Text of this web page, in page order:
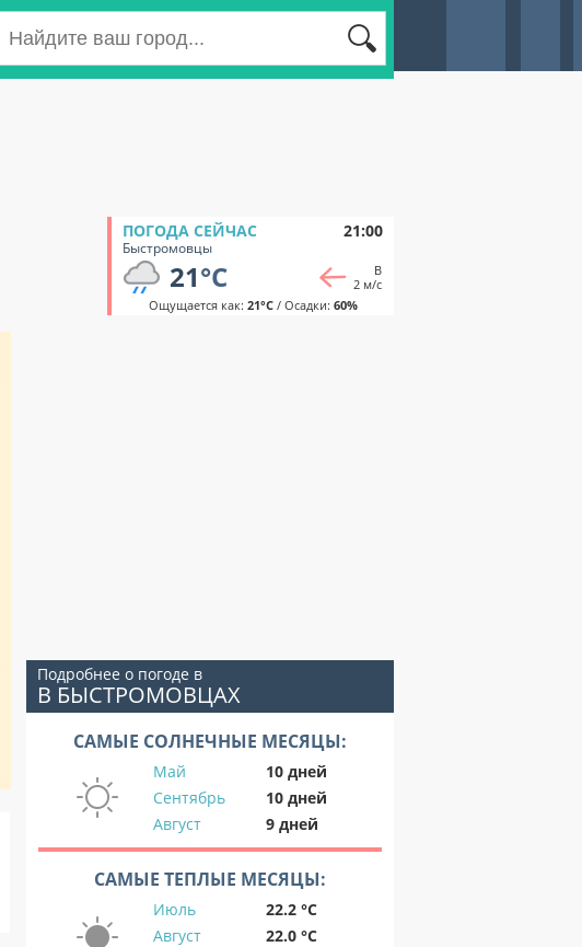
ПОГОДА СЕЙЧАС 21:00
Быстромовцы
21°C
В
2 м/с
Ощущается как: 21°C/ Осадки: 60%
Подробнее о погоде в
В БЫСТРОМОВЦАХ
САМЫЕ СОЛНЕЧНЫЕ МЕСЯЦЫ:
Май
10 дней
Сентябрь
10 дней
Август
9 дней
САМЫЕ ТЕПЛЫЕ МЕСЯЦЫ:
Июль
22.2 °C
Август
22.0 °C